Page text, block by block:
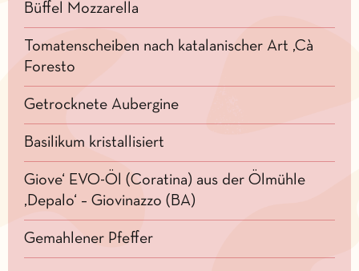
Büffel Mozzarella
Tomatenscheiben nach katalanischer Art ‚Cà
Foresto
Getrocknete Aubergine
Basilikum kristallisiert
Giove‘ EVO-Öl (Coratina) aus der Ölmühle
‚Depalo‘ – Giovinazzo (BA)
Gemahlener Pfeffer